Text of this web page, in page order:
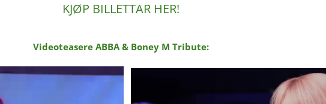
KJØP BILLETTAR HER!
Videoteasere ABBA & Boney M Tribute: